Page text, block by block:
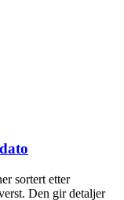
sortert etter
Den gir detaljer